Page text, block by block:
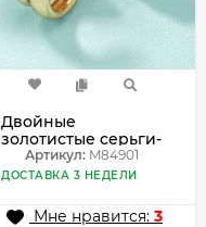
Двойные
золотистые серьги-
кольца в стиле
минимализм
Артикул: M84901
ДОСТАВКА 3 НЕДЕЛИ
Мне нравится: 3